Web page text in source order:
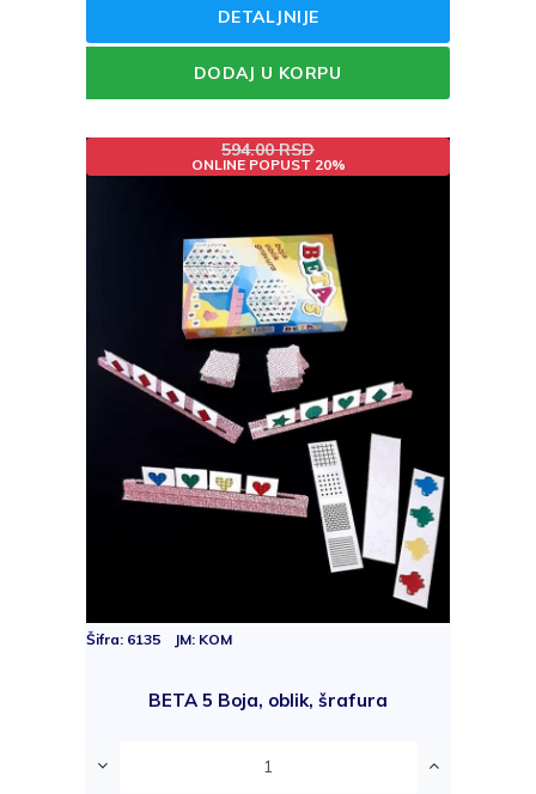
DETALJNIJE
DODAJ U KORPU
Šifra: 6135 JM: KOM
BETA 5 Boja, oblik, šrafura
594.00 RSD
ONLINE POPUST 20%